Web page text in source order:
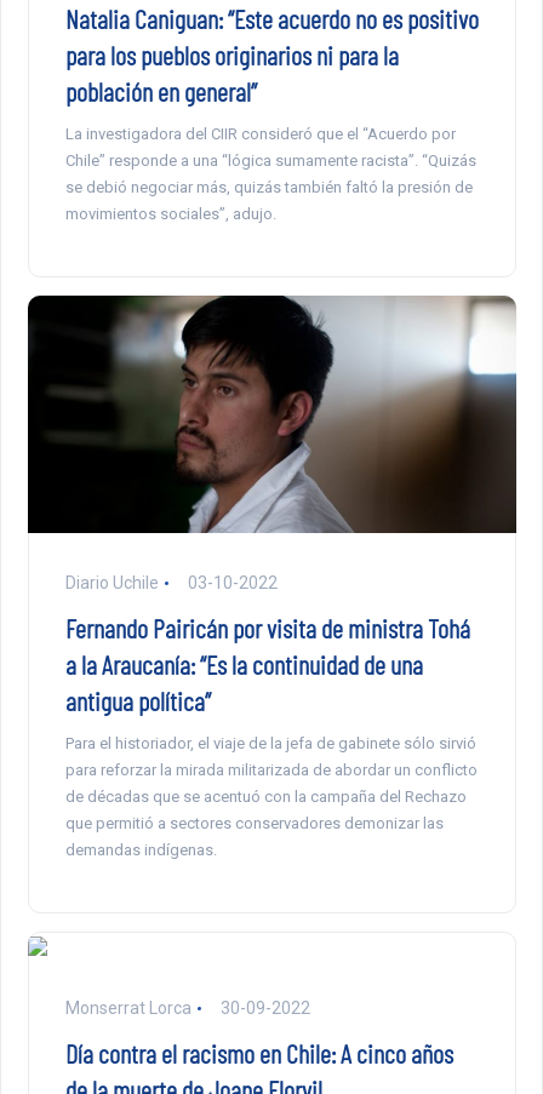
Natalia Caniguan: “Este acuerdo no es positivo
para los pueblos originarios ni para la
población en general”
La investigadora del CIIR consideró que el “Acuerdo por
Chile” responde a una “lógica sumamente racista”. “Quizás
se debió negociar más, quizás también faltó la presión de
movimientos sociales”, adujo.
Diario Uchile 03-10-2022
Fernando Pairicán por visita de ministra Tohá
a la Araucanía: “Es la continuidad de una
antigua política”
Para el historiador, el viaje de la jefa de gabinete sólo sirvió
para reforzar la mirada militarizada de abordar un conflicto
de décadas que se acentuó con la campaña del Rechazo
que permitió a sectores conservadores demonizar las
demandas indígenas.
Monserrat Lorca 30-09-2022
Día contra el racismo en Chile: A cinco años